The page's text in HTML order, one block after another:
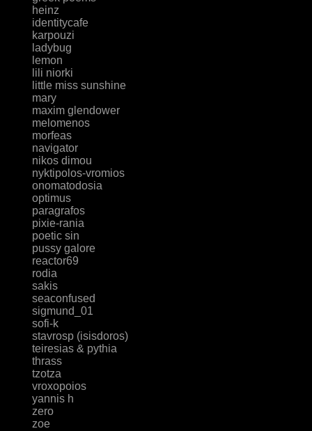
heinz
identitycafe
karpouzi
ladybug
lemon
lili niorki
little miss sunshine
mary
maxim glendower
melomenos
morfeas
navigator
nikos dimou
nyktipolos-vromios
onomatodosia
optimus
paragrafos
pixie-rania
poetic sin
pussy galore
reactor69
rodia
sakis
seaconfused
sigmund_01
sofi-k
stavrosp (isisdoros)
teiresias & pythia
thrass
tzotza
vroxopoios
yannis h
zero
zoe